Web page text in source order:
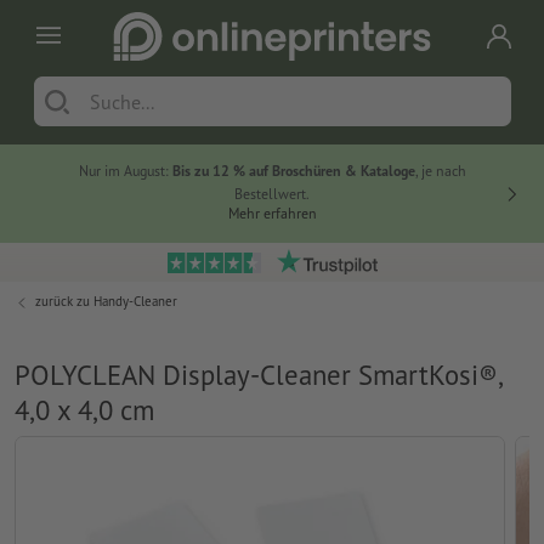
Nur im August: Bis zu 12 % auf Broschüren & Kataloge, je nach
Bestellwert.
Mehr erfahren
zurück zu Handy-Cleaner
POLYCLEAN Display-Cleaner SmartKosi®,
4,0 x 4,0 cm